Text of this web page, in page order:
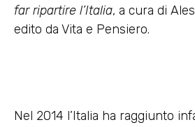
far ripartire l’Italia, a cura di
edito da Vita e Pensiero.
Nel 2014 l’Italia ha raggiunto